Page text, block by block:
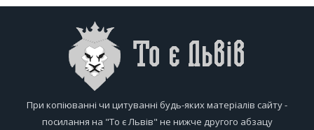
При копіюванні чи цитуванні будь-яких матеріалів сайту -
посилання на "То є Львів" не нижче другого абзацу